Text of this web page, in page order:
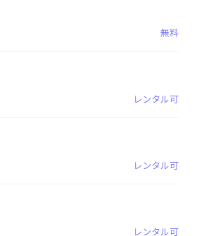
無料
レンタル可
レンタル可
レンタル可